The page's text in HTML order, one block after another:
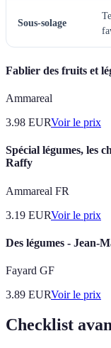
Sous-solage
Fablier des fruits et
Ammareal
3.98 EURVoir le prix
Spécial légumes, les
Raffy
Ammareal FR
3.19 EURVoir le prix
Des légumes - Jean-
Fayard GF
3.89 EURVoir le prix
Checklist